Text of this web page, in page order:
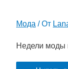
на
осень,
зиму,
Мода / От
Недели моды